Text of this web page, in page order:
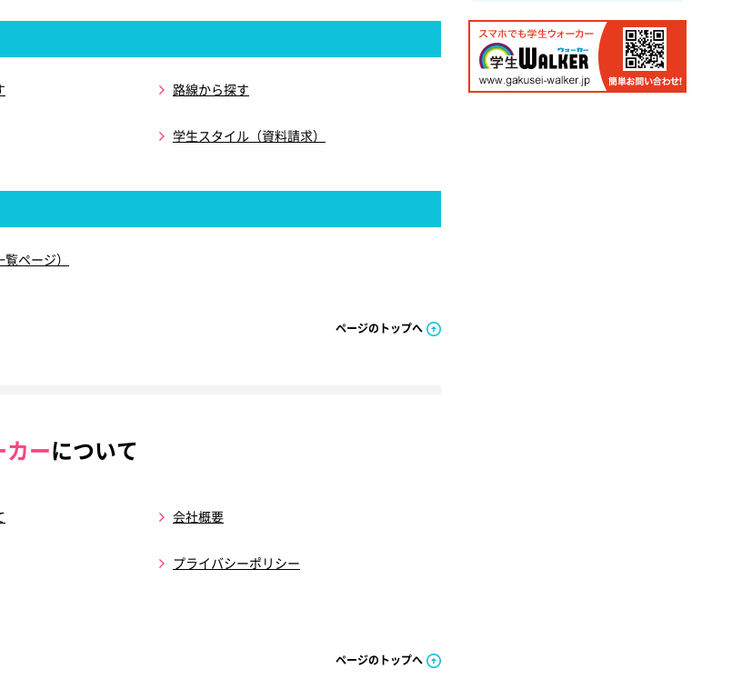
路線から探す
学生スタイル（資料請求）
ページ）
ページのトップへ
カーについて
会社概要
プライバシーポリシー
ページのトップへ